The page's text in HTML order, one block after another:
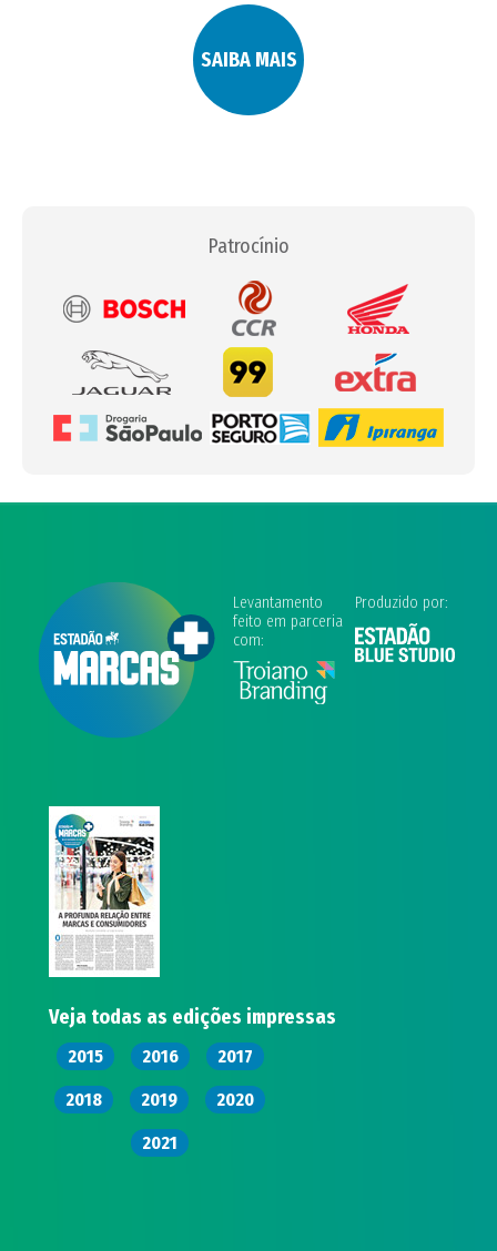
SAIBA MAIS
Patrocínio
Levantamento
feito em parceria
com:
Produzido por:
Veja todas as edições impressas
2015 2016 2017
2018 2019 2020
2021